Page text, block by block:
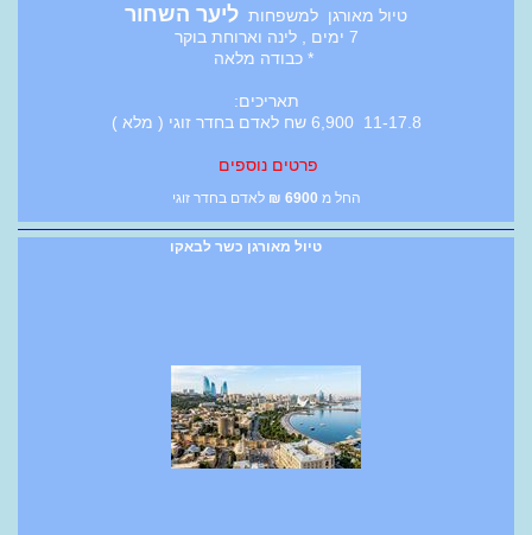
טיול מאורגן למשפחות ליער השחור
7 ימים , לינה וארוחת בוקר
* כבודה מלאה
תאריכים:
11-17.8 6,900 שח לאדם בחדר זוגי ( מלא )
פרטים נוספים
החל מ 6900
₪ לאדם בחדר זוגי
טיול מאורגן כשר לבאקו